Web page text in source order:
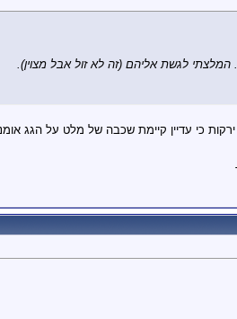
המלצתי לגשת אליהם (זה לא זול אבל מצוין).
כי עדיין קיימת שכבה של מלט על הגג